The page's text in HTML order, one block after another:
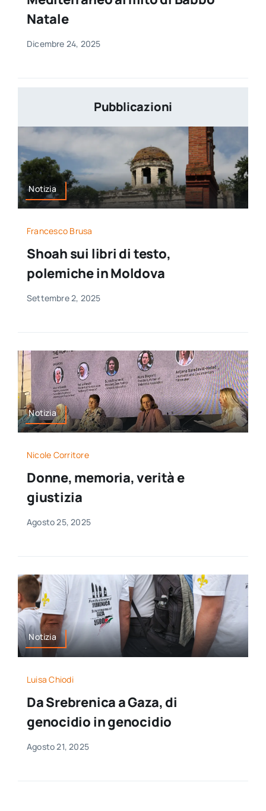
Natale
Dicembre 24, 2025
Pubblicazioni
Notizia
Francesco Brusa
Shoah sui libri di testo,
polemiche in Moldova
Settembre 2, 2025
Notizia
Nicole Corritore
Donne, memoria, verità e
giustizia
Agosto 25, 2025
Notizia
Luisa Chiodi
Da Srebrenica a Gaza, di
genocidio in genocidio
Agosto 21, 2025